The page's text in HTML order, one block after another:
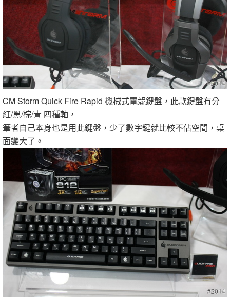
CM Storm Quick Fire Rapid 機械式電競鍵盤，此款鍵盤有分
紅/黑/棕/青 四種軸，
筆者自己本身也是用此鍵盤，少了數字鍵就比較不佔空間，桌
面變大了。